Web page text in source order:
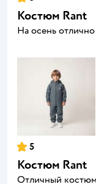
Костюм Rant
На осень отлично
5
Костюм Rant
Отличный